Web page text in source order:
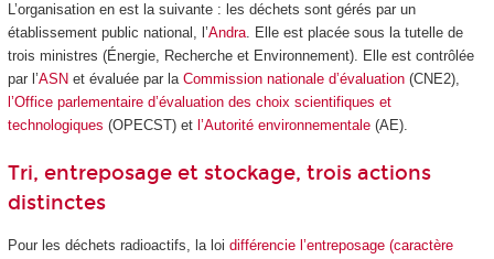
L’organisation en est la suivante : les déchets sont gérés par un
établissement public national, l’Andra. Elle est placée sous la tutelle de
trois ministres (Énergie, Recherche et Environnement). Elle est contrôlée
par l’ASN et évaluée par la Commission nationale d’évaluation(CNE2),
l’Office parlementaire d’évaluation des choix scientifiques et
technologiques (OPECST) et l’Autorité environnementale(AE).
Tri, entreposage et stockage, trois actions
distinctes
Pour les déchets radioactifs, la loi différencie l’entreposage (caractère